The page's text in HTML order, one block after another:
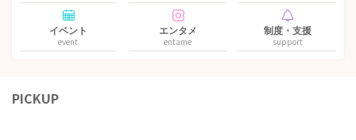
イベント
event
エンタメ
entame
制度・支援
support
PICKUP